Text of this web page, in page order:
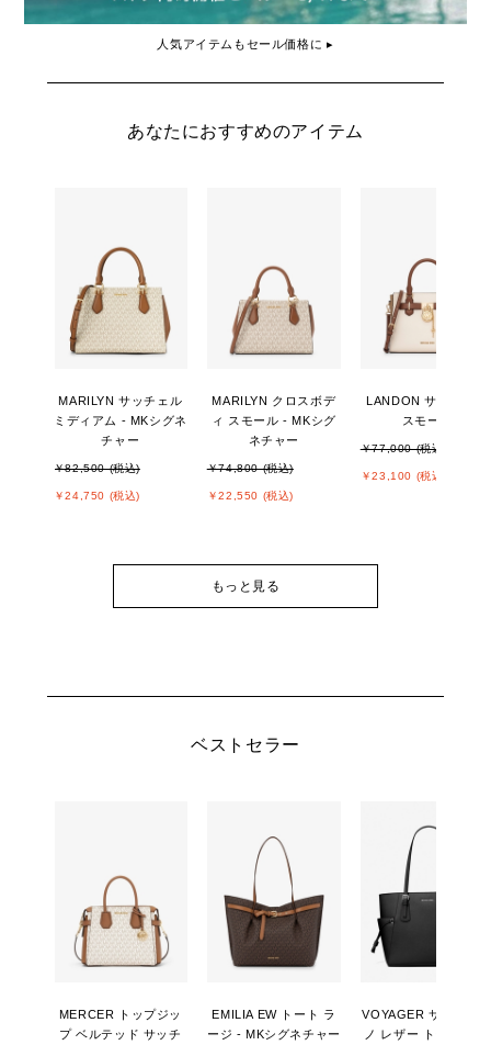
人気アイテムもセール価格に ▸
あなたにおすすめのアイテム
MARILYN サッチェル
ミディアム - MKシグネ
チャー
￥82,500 (税込)
￥24,750 (税込)
MARILYN クロスボデ
ィ スモール - MKシグ
ネチャー
￥74,800 (税込)
￥22,550 (税込)
LANDON サッチェル
スモール
￥77,000 (税込)
￥23,100 (税込)
もっと見る
ベストセラー
MERCER トップジッ
プ ベルテッド サッチ
EMILIA EW トート ラ
ージ - MKシグネチャー
VOYAGER サフィア
ノ レザー トート ラー